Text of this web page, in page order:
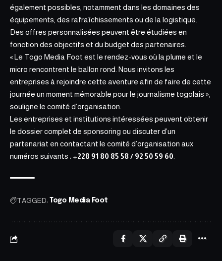
également possibles, notamment dans les domaines des
équipements, des rafraîchissements ou de la logistique.
Des offres personnalisées peuvent être étudiées en
fonction des objectifs et du budget des partenaires.
« Le Togo Media Foot est le rendez-vous où la plume et le
micro rencontrent le ballon rond. Nous invitons les
entreprises à rejoindre cette aventure afin de faire de cette
journée un moment mémorable pour le journalisme togolais »,
souligne le comité d’organisation.
Les entreprises et institutions intéressées peuvent obtenir
le dossier complet de sponsoring ou discuter d’un
partenariat en contactant le comité d’organisation aux
numéros suivants : +228 91 80 85 58 / 92 50 59 60.
TAGGED: Togo Media Foot